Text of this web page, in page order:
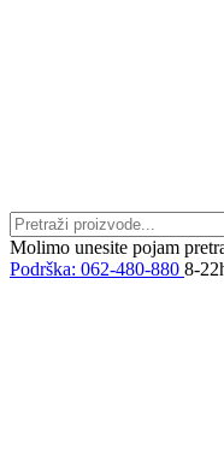
Molimo unesite pojam
Podrška: 062-480-880 8-